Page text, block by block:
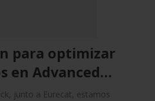
para optimizar
en Advanced
2025
junto a Eurecat, estamos